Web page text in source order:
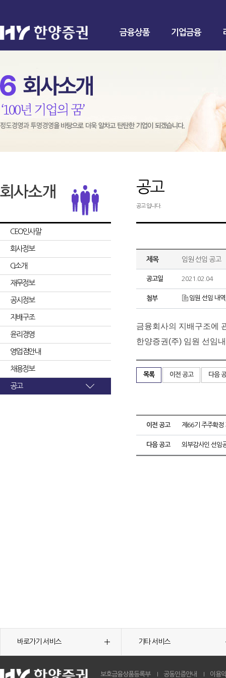
금융상품 기업금융
CEO인사말
회사정보
CI소개
재무정보
공시정보
지배구조
윤리경영
영업점안내
채용정보
공고
공고
공고 입니다.
제목 임원 선임 공고
공고일 2021.02.04
첨부 임원 선임 내
금융회사의 지배구조에
한양증권(주) 임원 선임
목록 이전 공고 다음
이전 공고 제66기 주주확정
다음 공고 외부감사인 선임
바로가기 서비스 기타 서비스
보호금융상품등록부 공동인증안내 이용